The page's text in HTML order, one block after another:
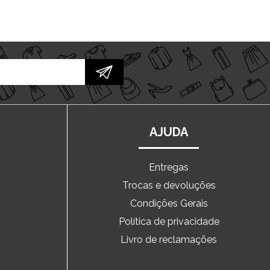
AJUDA
Entregas
Trocas e devoluções
Condições Gerais
Política de privacidade
Livro de reclamações